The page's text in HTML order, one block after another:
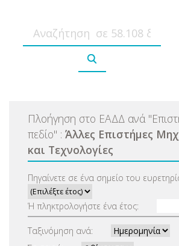
Πλοήγηση στο ΕΑΔΔ ανά "
πεδίο" : Άλλες Επιστήμες
και Τεχνολογίες
Πηγαίνετε σε ένα σημείο του
Ή πληκτρολογήστε ένα έτος:
Ταξινόμηση ανά: